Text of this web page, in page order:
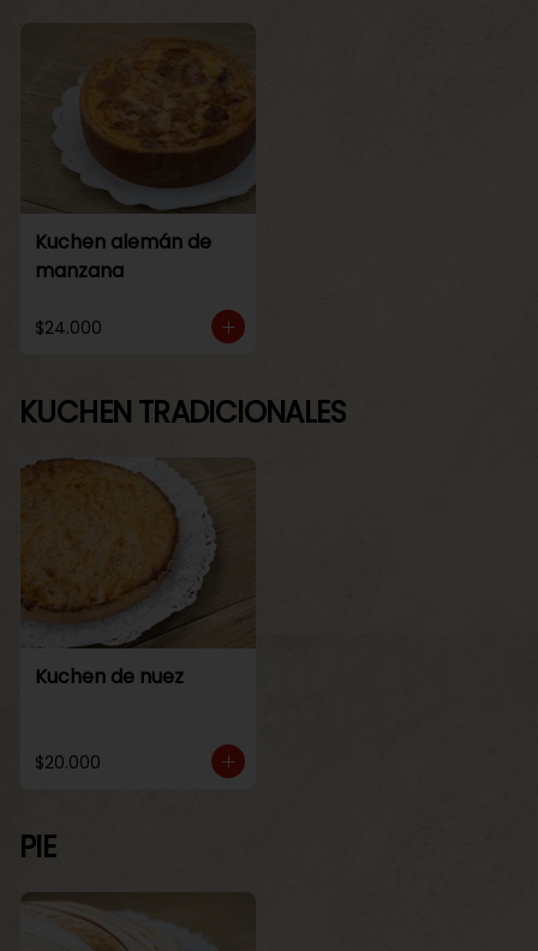
Kuchen alemán de
manzana
$24.000
KUCHEN TRADICIONALES
Kuchen de nuez
$20.000
PIE